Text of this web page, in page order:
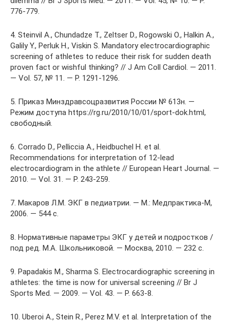
776-779.
4. Steinvil A., Chundadze T., Zeltser D., Rogowski O., Halkin A.,
Galily Y., Perluk H., Viskin S. Mandatory electrocardiographic
screening of athletes to reduce their risk for sudden death
proven fact or wishful thinking? // J Am Coll Cardiol. — 2011.
— Vol. 57, № 11. — P. 1291-1296.
5. Приказ Минздравсоцразвития России № 613н. —
Режим доступа https://rg.ru/2010/10/01/sport-dok.html,
свободный.
6. Corrado D., Pelliccia A., Heidbuchel H. et al.
Recommendations for interpretation of 12-lead
electrocardiogram in the athlete // European Heart Journal. —
2010. — Vol. 31. — Р. 243-259.
7. Макаров Л.М. ЭКГ в педиатрии. — М.: Медпрактика-М,
2006. — 544 с.
8. Нормативные параметры ЭКГ у детей и подростков /
под ред. М.А. Школьниковой. — Москва, 2010. — 232 с.
9. Papadakis M., Sharma S. Electrocardiographic screening in
athletes: the time is now for universal screening // Br J
Sports Med. — 2009. — Vol. 43. — Р. 663-8.
10. Uberoi A., Stein R., Perez M.V. et al. Interpretation of the